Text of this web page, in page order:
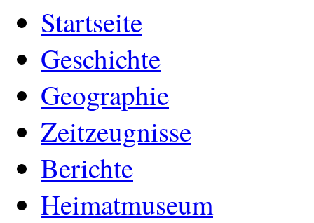
Startseite
Geschichte
Geographie
Zeitzeugnisse
Berichte
Heimatmuseum